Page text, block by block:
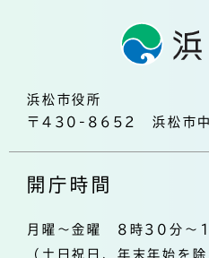
浜松市役所
〒430-8652 浜松市中
開庁時間
月曜～金曜 8時30分～
（土日祝日、年末年始を除